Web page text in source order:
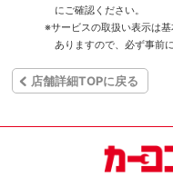
にご確認ください。
※サービスの取扱い表示は
ありますので、必ず事前
店舗詳細TOPに戻る